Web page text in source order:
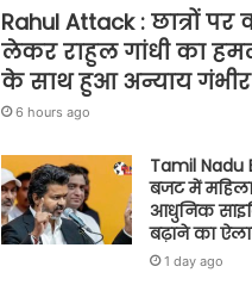
Rahul Attack : छात्रों पर
लेकर राहुल गांधी का
के साथ हुआ अन्याय गंभीर
6 hours ago
Tamil Nadu
बजट में
आधुनिक
बढ़ाने का
1 day ago